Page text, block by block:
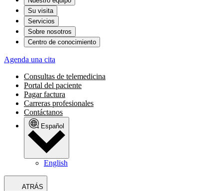
Su visita
Servicios
Sobre nosotros
Centro de conocimiento
Agenda una cita
Consultas de telemedicina
Portal del paciente
Pagar factura
Carreras profesionales
Contáctanos
Español
English
ATRÁS